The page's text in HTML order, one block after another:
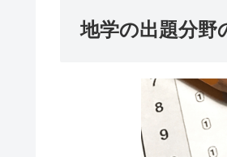
地学の出題分野